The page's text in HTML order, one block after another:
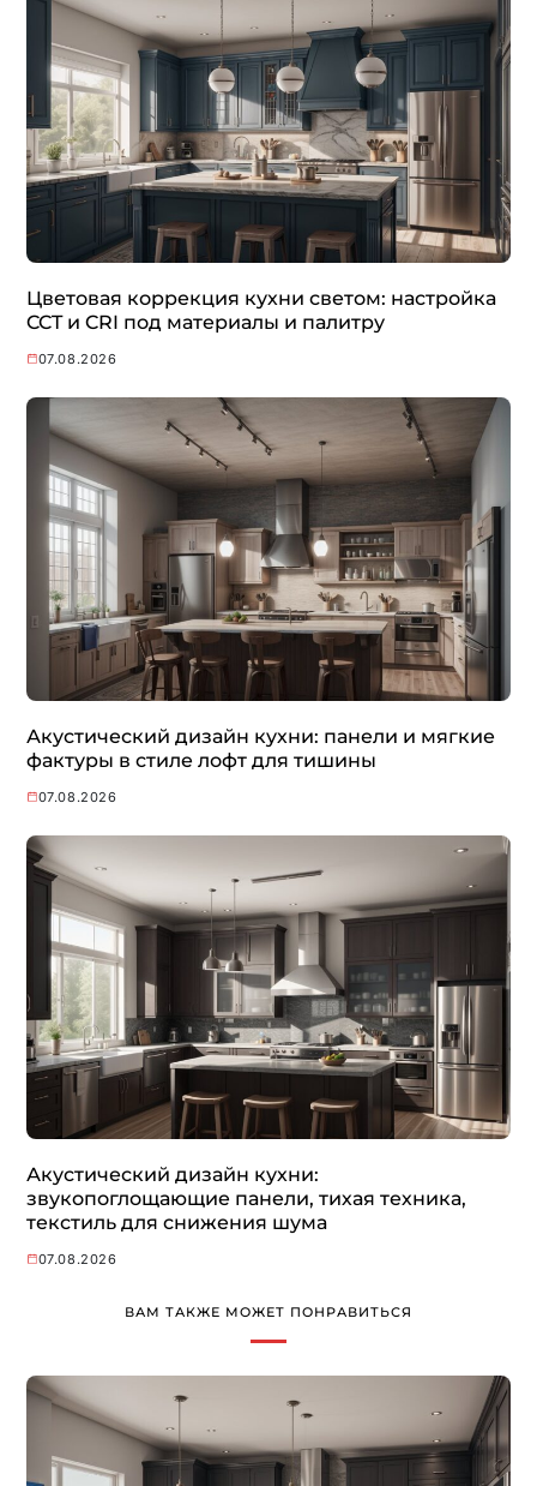
Цветовая коррекция кухни светом: настройка
CCT и CRI под материалы и палитру
07.08.2026
Акустический дизайн кухни: панели и мягкие
фактуры в стиле лофт для тишины
07.08.2026
Акустический дизайн кухни:
звукопоглощающие панели, тихая техника,
текстиль для снижения шума
07.08.2026
ВАМ ТАКЖЕ МОЖЕТ ПОНРАВИТЬСЯ